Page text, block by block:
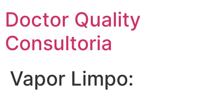
para
conteúdo
Doctor Quality
Consultoria
Vapor Limpo: